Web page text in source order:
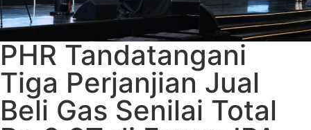
PHR Tandatangani
Tiga Perjanjian Jual
Beli Gas Senilai Total